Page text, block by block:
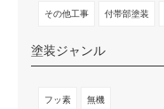
その他工事 付帯部塗装
塗装ジャンル
フッ素 無機